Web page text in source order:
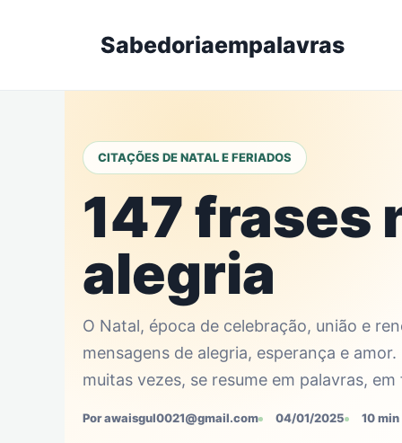
Sabedoriaempalavras
CITAÇÕES DE NATAL E FERIADOS
147 frases
alegria
O Natal, época de celebração, união e
mensagens de alegria, esperança e
muitas vezes, se resume em palavras,
Por awaisgul0021@gmail.com 04/01/2025 10